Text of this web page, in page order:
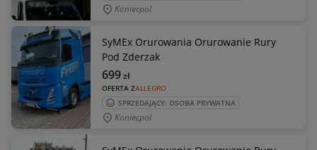
Koniecpol
SyMEx Orurowania Orurowanie Rury
Pod Zderzak
OFERTA ZALLEGRO
699zł
SPRZEDAJĄCY: OSOBA PRYWATNA
Koniecpol